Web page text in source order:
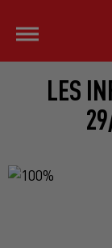
LES